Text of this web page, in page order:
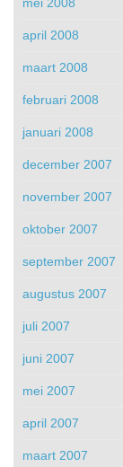
april 2008
maart 2008
februari 2008
januari 2008
december 2007
november 2007
oktober 2007
september 2007
augustus 2007
juli 2007
juni 2007
mei 2007
april 2007
maart 2007